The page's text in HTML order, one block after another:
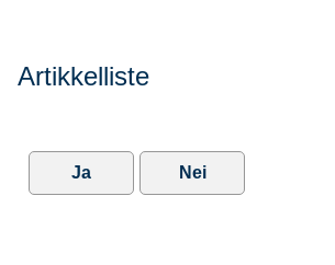
Artikkelliste
Ja Nei